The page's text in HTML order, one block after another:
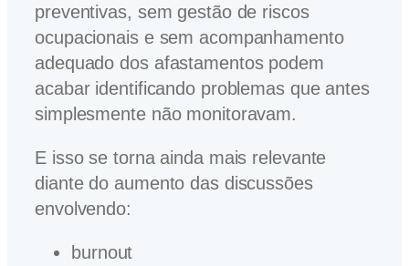
preventivas, sem gestão de riscos
ocupacionais e sem acompanhamento
adequado dos afastamentos podem
acabar identificando problemas que antes
simplesmente não monitoravam.
E isso se torna ainda mais relevante
diante do aumento das discussões
envolvendo:
burnout